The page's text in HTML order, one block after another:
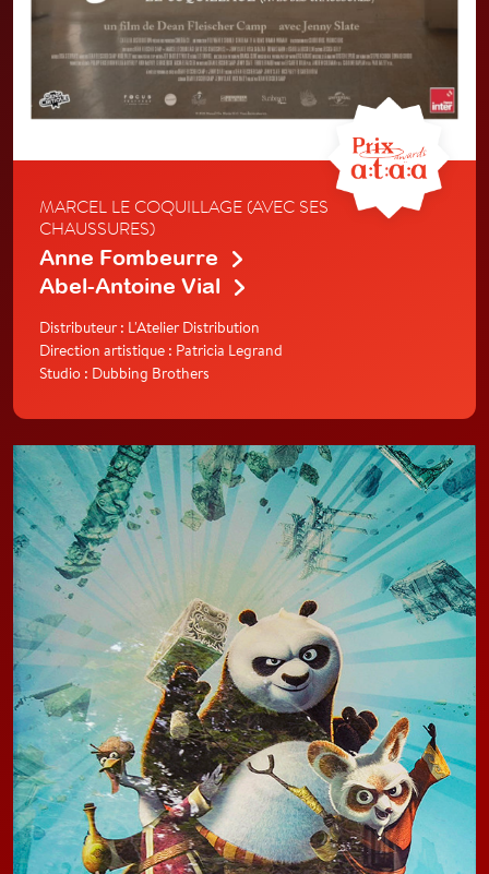
MARCEL LE COQUILLAGE (AVEC SES
CHAUSSURES)
Anne Fombeurre
Abel-Antoine Vial
Distributeur : L'Atelier Distribution
Direction artistique : Patricia Legrand
Studio : Dubbing Brothers